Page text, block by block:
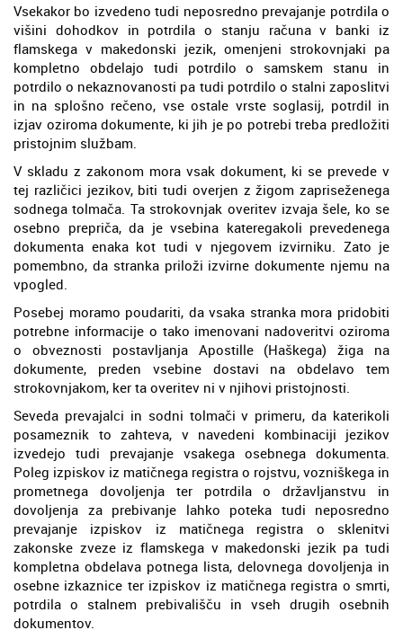
Vsekakor bo izvedeno tudi neposredno prevajanje potrdila o
višini dohodkov in potrdila o stanju računa v banki iz
flamskega v makedonski jezik, omenjeni strokovnjaki pa
kompletno obdelajo tudi potrdilo o samskem stanu in
potrdilo o nekaznovanosti pa tudi potrdilo o stalni zaposlitvi
in na splošno rečeno, vse ostale vrste soglasij, potrdil in
izjav oziroma dokumente, ki jih je po potrebi treba predložiti
pristojnim službam.
V skladu z zakonom mora vsak dokument, ki se prevede v
tej različici jezikov, biti tudi overjen z žigom zapriseženega
sodnega tolmača. Ta strokovnjak overitev izvaja šele, ko se
osebno prepriča, da je vsebina kateregakoli prevedenega
dokumenta enaka kot tudi v njegovem izvirniku. Zato je
pomembno, da stranka priloži izvirne dokumente njemu na
vpogled.
Posebej moramo poudariti, da vsaka stranka mora pridobiti
potrebne informacije o tako imenovani nadoveritvi oziroma
o obveznosti postavljanja Apostille (Haškega) žiga na
dokumente, preden vsebine dostavi na obdelavo tem
strokovnjakom, ker ta overitev ni v njihovi pristojnosti.
Seveda prevajalci in sodni tolmači v primeru, da katerikoli
posameznik to zahteva, v navedeni kombinaciji jezikov
izvedejo tudi prevajanje vsakega osebnega dokumenta.
Poleg izpiskov iz matičnega registra o rojstvu, vozniškega in
prometnega dovoljenja ter potrdila o državljanstvu in
dovoljenja za prebivanje lahko poteka tudi neposredno
prevajanje izpiskov iz matičnega registra o sklenitvi
zakonske zveze iz flamskega v makedonski jezik pa tudi
kompletna obdelava potnega lista, delovnega dovoljenja in
osebne izkaznice ter izpiskov iz matičnega registra o smrti,
potrdila o stalnem prebivališču in vseh drugih osebnih
dokumentov.